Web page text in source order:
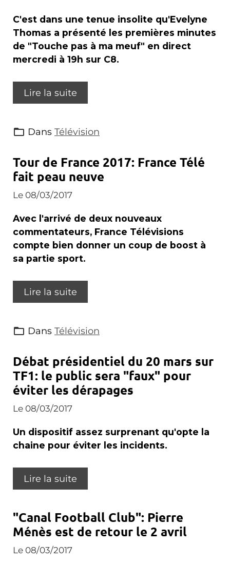
C'est dans une tenue insolite qu'Evelyne
Thomas a présenté les premières minutes
de "Touche pas à ma meuf" en direct
mercredi à 19h sur C8.
Lire la suite
Dans Télévision
Tour de France 2017: France Télé
fait peau neuve
Le 08/03/2017
Avec l'arrivé de deux nouveaux
commentateurs, France Télévisions
compte bien donner un coup de boost à
sa partie sport.
Lire la suite
Dans Télévision
Débat présidentiel du 20 mars sur
TF1: le public sera "faux" pour
éviter les dérapages
Le 08/03/2017
Un dispositif assez surprenant qu'opte la
chaine pour éviter les incidents.
Lire la suite
"Canal Football Club": Pierre
Ménès est de retour le 2 avril
Le 08/03/2017